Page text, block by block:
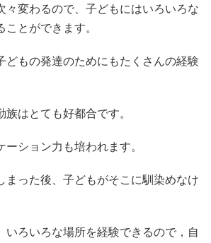
々変わるので、子どもにはいろいろな
とができます。
どもの発達のためにもたくさんの経験
はとても好都合です。
ション力も培われます。
まった後、子どもがそこに馴染めなけ
いろいろな場所を経験できるので，自